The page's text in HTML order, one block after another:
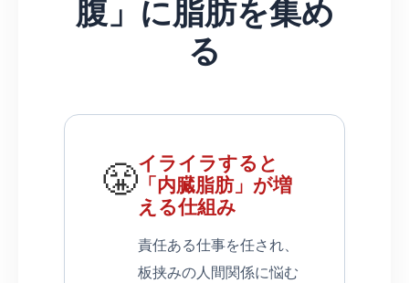
腹」に脂肪を集め
る
😤イライラすると
「内臓脂肪」が増
える仕組み
責任ある仕事を任され、
板挟みの人間関係に悩む